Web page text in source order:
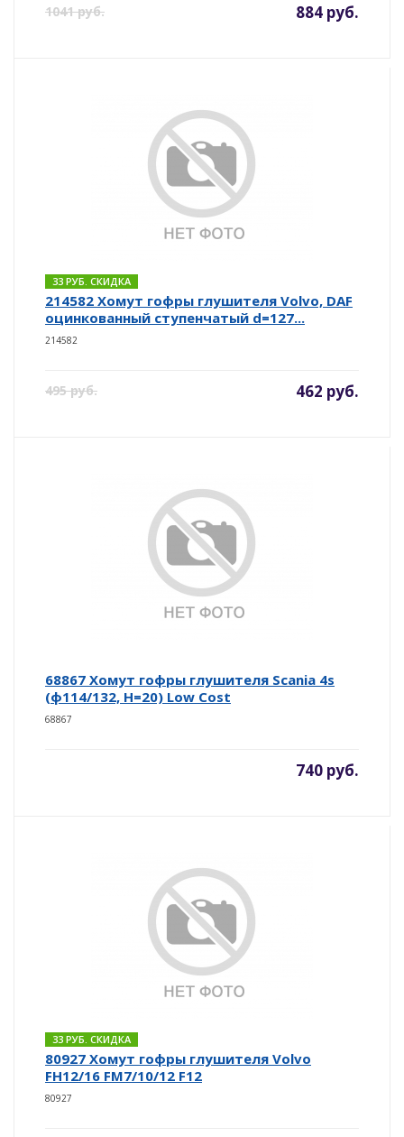
1041 руб. 884 руб.
33 РУБ. СКИДКА
214582 Хомут гофры глушителя Volvo, DAF
оцинкованный ступенчатый d=127...
214582
495 руб. 462 руб.
68867 Хомут гофры глушителя Scania 4s
(ф114/132, Н=20) Low Cost
68867
740 руб.
33 РУБ. СКИДКА
80927 Хомут гофры глушителя Volvo
FH12/16 FM7/10/12 F12
80927